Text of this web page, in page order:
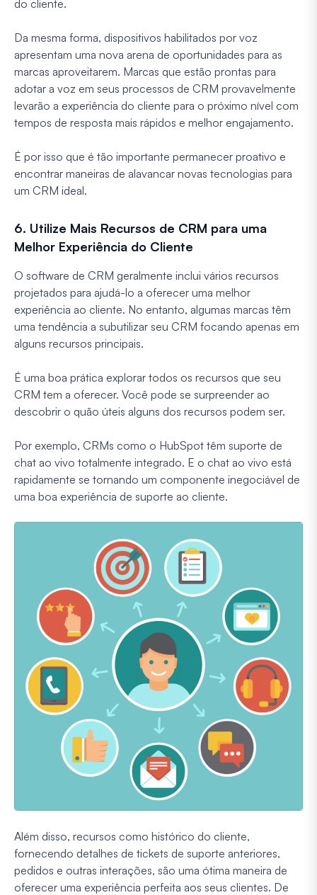
do cliente.
Da mesma forma, dispositivos habilitados por voz
apresentam uma nova arena de oportunidades para as
marcas aproveitarem. Marcas que estão prontas para
adotar a voz em seus processos de CRM provavelmente
levarão a experiência do cliente para o próximo nível com
tempos de resposta mais rápidos e melhor engajamento.
É por isso que é tão importante permanecer proativo e
encontrar maneiras de alavancar novas tecnologias para
um CRM ideal.
6. Utilize Mais Recursos de CRM para uma
Melhor Experiência do Cliente
O software de CRM geralmente inclui vários recursos
projetados para ajudá-lo a oferecer uma melhor
experiência ao cliente. No entanto, algumas marcas têm
uma tendência a subutilizar seu CRM focando apenas em
alguns recursos principais.
É uma boa prática explorar todos os recursos que seu
CRM tem a oferecer. Você pode se surpreender ao
descobrir o quão úteis alguns dos recursos podem ser.
Por exemplo, CRMs como o HubSpot têm suporte de
chat ao vivo totalmente integrado. E o chat ao vivo está
rapidamente se tornando um componente inegociável de
uma boa experiência de suporte ao cliente.
Além disso, recursos como histórico do cliente,
fornecendo detalhes de tickets de suporte anteriores,
pedidos e outras interações, são uma ótima maneira de
oferecer uma experiência perfeita aos seus clientes. De